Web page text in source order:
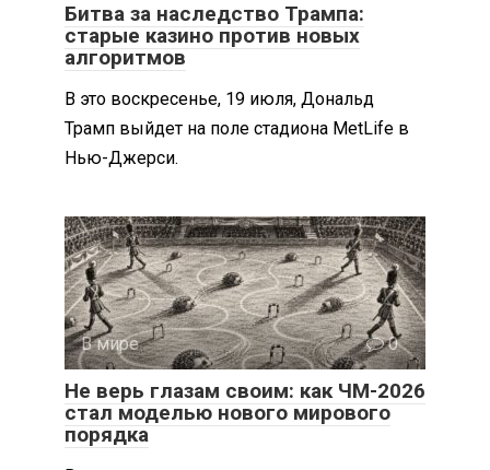
Битва за наследство Трампа:
старые казино против новых
алгоритмов
В это воскресенье, 19 июля, Дональд
Трамп выйдет на поле стадиона MetLife в
Нью-Джерси.
В мире 0
Не верь глазам своим: как ЧМ-2026
стал моделью нового мирового
порядка